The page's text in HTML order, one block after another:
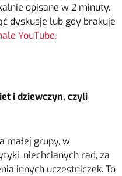
opisane w 2 minuty.
dyskusję lub gdy brakuje
YouTube.
i dziewczyn, czyli
małej grupy, w
niechcianych rad, za
innych uczestniczek. To